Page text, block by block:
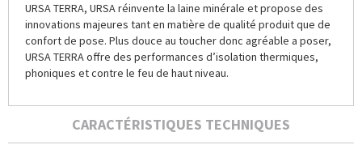
URSA TERRA, URSA réinvente la laine minérale et propose des
innovations majeures tant en matière de qualité produit que de
confort de pose. Plus douce au toucher donc agréable a poser,
URSA TERRA offre des performances d’isolation thermiques,
phoniques et contre le feu de haut niveau.
CARACTÉRISTIQUES TECHNIQUES